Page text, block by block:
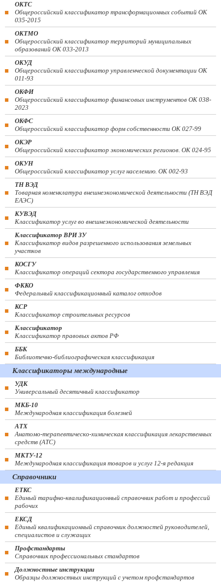
ОКТС
Общероссийский классификатор трансформационных событий ОК
035-2015
ОКТМО
Общероссийский классификатор территорий муниципальных
образований ОК 033-2013
ОКУД
Общероссийский классификатор управленческой документации ОК
011-93
ОКФИ
Общероссийский классификатор финансовых инструментов OK 038-
2023
ОКФС
Общероссийский классификатор форм собственности ОК 027-99
ОКЭР
Общероссийский классификатор экономических регионов. ОК 024-95
ОКУН
Общероссийский классификатор услуг населению. ОК 002-93
ТН ВЭД
Товарная номенклатура внешнеэкономической деятельности (ТН ВЭД
ЕАЭС)
КУВЭД
Классификатор услуг во внешнеэкономической деятельности
Классификатор ВРИ ЗУ
Классификатор видов разрешенного использования земельных
участков
КОСГУ
Классификатор операций сектора государственного управления
ФККО
Федеральный классификационный каталог отходов
КСР
Классификатор строительных ресурсов
Классификатор
Классификатор правовых актов РФ
ББК
Библиотечно-библиографическая классификация
Классификаторы международные
УДК
Универсальный десятичный классификатор
МКБ-10
Международная классификация болезней
АТХ
Анатомо-терапевтическо-химическая классификация лекарственных
средств (ATC)
МКТУ-12
Международная классификация товаров и услуг 12-я редакция
Справочники
ЕТКС
Единый тарифно-квалификационный справочник работ и профессий
рабочих
ЕКСД
Единый квалификационный справочник должностей руководителей,
специалистов и служащих
Профстандарты
Справочник профессиональных стандартов
Должностные инструкции
Образцы должностных инструкций с учетом профстандартов